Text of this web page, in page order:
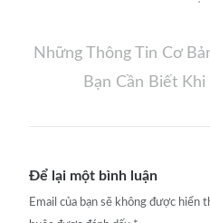
Những Thông Tin Cơ
Bạn Cần Biết
Để lại một bình luận
Email của bạn sẽ không được hiển